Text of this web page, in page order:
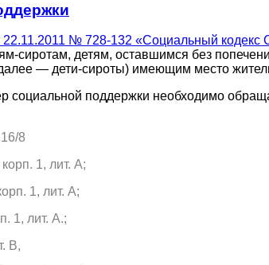
22.11.2011 № 728-132 «Социальный кодекс
сиротам, детям, оставшимся без
— дети-сироты) имеющим место
социальной поддержки необходимо
8
1, лит. А;
1, лит. А;
1, лит. А.;
В,